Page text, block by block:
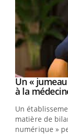
Youtube
Un «
à la
Un
matière de
numérique »